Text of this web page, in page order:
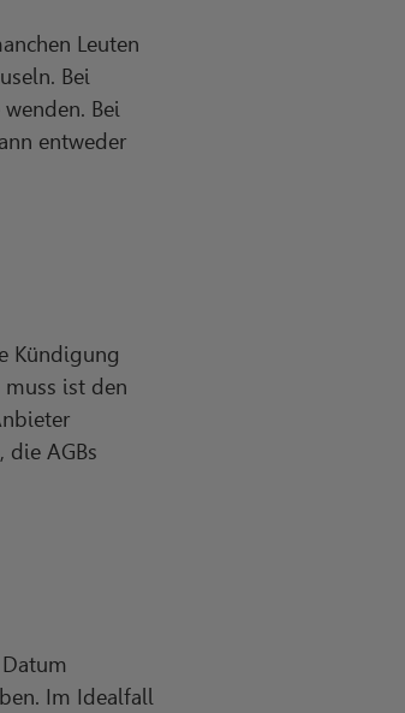
Leuten
Bei
Bei
entweder
Kündigung
ist den
die AGBs
Im Idealfall